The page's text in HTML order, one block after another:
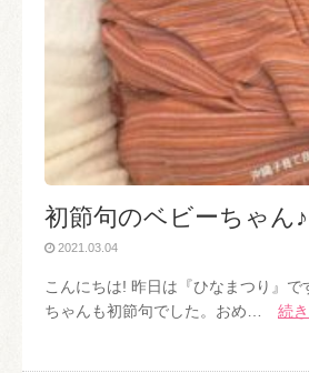
初節句のベビーちゃん♪
2021.03.04
こんにちは! 昨日は『ひなまつり』で
ちゃんも初節句でした。おめ… 続